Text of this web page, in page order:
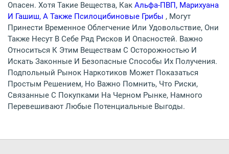
Опасен. Хотя Такие Вещества, Как Альфа-ПВП, Марихуана
И Гашиш, А Также Псилоцибиновые Грибы , Могут
Принести Временное Облегчение Или Удовольствие, Они
Также Несут В Себе Ряд Рисков И Опасностей. Важно
Относиться К Этим Веществам С Осторожностью И
Искать Законные И Безопасные Способы Их Получения.
Подпольный Рынок Наркотиков Может Показаться
Простым Решением, Но Важно Помнить, Что Риски,
Связанные С Покупками На Черном Рынке, Намного
Перевешивают Любые Потенциальные Выгоды.